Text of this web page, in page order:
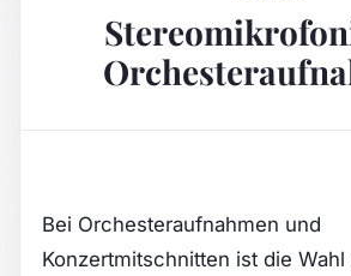
Bei Orchesteraufnahmen und
Konzertmitschnitten ist die Wahl